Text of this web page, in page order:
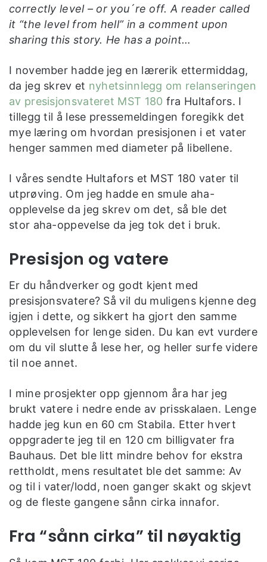
correctly level – or you´re off. A reader called
it “the level from hell” in a comment upon
sharing this story. He has a point…
I november hadde jeg en lærerik ettermiddag,
da jeg skrev et nyhetsinnlegg om relanseringen
av presisjonsvateret MST 180 fra Hultafors. I
tillegg til å lese pressemeldingen foregikk det
mye læring om hvordan presisjonen i et vater
henger sammen med diameter på libellene.
I våres sendte Hultafors et MST 180 vater til
utprøving. Om jeg hadde en smule aha-
opplevelse da jeg skrev om det, så ble det
stor aha-oppevelse da jeg tok det i bruk.
Presisjon og vatere
Er du håndverker og godt kjent med
presisjonsvatere? Så vil du muligens kjenne deg
igjen i dette, og sikkert ha gjort den samme
opplevelsen for lenge siden. Du kan evt vurdere
om du vil slutte å lese her, og heller surfe videre
til noe annet.
I mine prosjekter opp gjennom åra har jeg
brukt vatere i nedre ende av prisskalaen. Lenge
hadde jeg kun en 60 cm Stabila. Etter hvert
oppgraderte jeg til en 120 cm billigvater fra
Bauhaus. Det ble litt mindre behov for ekstra
rettholdt, mens resultatet ble det samme: Av
og til i vater/lodd, noen ganger skakt og skjevt
og de fleste gangene sånn cirka innafor.
Fra “sånn cirka” til nøyaktig